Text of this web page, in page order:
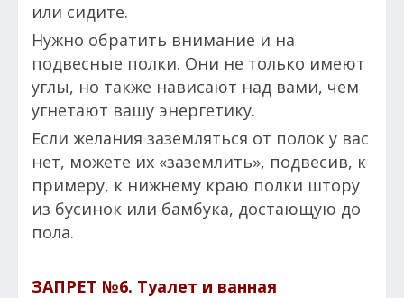
или сидите.
Нужно обратить внимание и на
подвесные полки. Они не только имеют
углы, но также нависают над вами, чем
угнетают вашу энергетику.
Если желания заземляться от полок у вас
нет, можете их «заземлить», подвесив, к
примеру, к нижнему краю полки штору
из бусинок или бамбука, достающую до
пола.
ЗАПРЕТ №6. Туалет и ванная